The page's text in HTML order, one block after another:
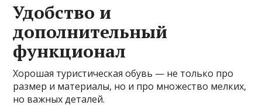
Удобство и
дополнительный
функционал
Хорошая туристическая обувь — не только про
размер и материалы, но и про множество мелких,
но важных деталей.